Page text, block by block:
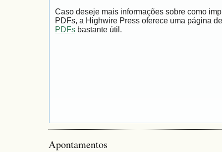
Caso deseje mais informações sobre como
PDFs, a Highwire Press oferece uma página
PDFs bastante útil.
Apontamentos